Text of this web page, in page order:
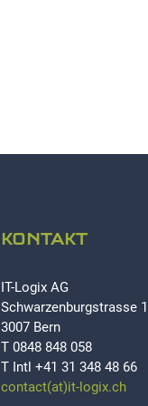
KONTAKT
IT-Logix AG
Schwarzenburgstrasse
3007 Bern
T 0848 848 058
T Intl +41 31 348 48 66
contact(at)it-logix.ch